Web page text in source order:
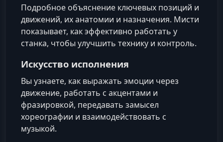
Подробное объяснение ключевых позиций и
движений, их анатомии и назначения. Мисти
показывает, как эффективно работать у
станка, чтобы улучшить технику и контроль.
Искусство исполнения
Вы узнаете, как выражать эмоции через
движение, работать с акцентами и
фразировкой, передавать замысел
хореографии и взаимодействовать с
музыкой.